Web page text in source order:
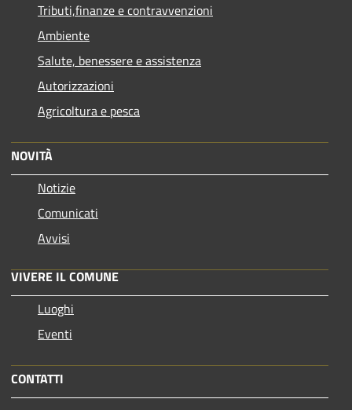
Tributi,finanze e contravvenzioni
Ambiente
Salute, benessere e assistenza
Autorizzazioni
Agricoltura e pesca
NOVITÀ
Notizie
Comunicati
Avvisi
VIVERE IL COMUNE
Luoghi
Eventi
CONTATTI